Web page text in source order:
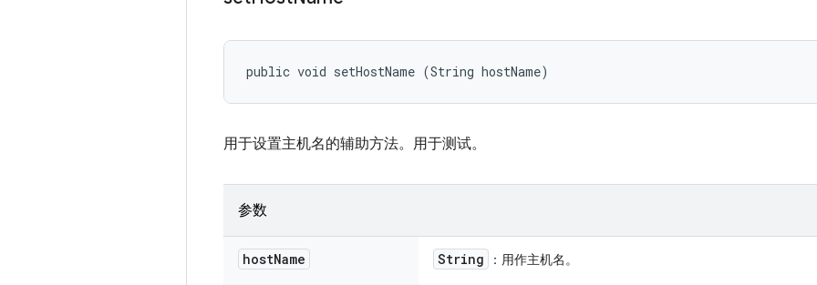
public void setHostName (String hostName)
用于设置主机名的辅助方法。用于测试。
参数
hostName String ：用作主机名。